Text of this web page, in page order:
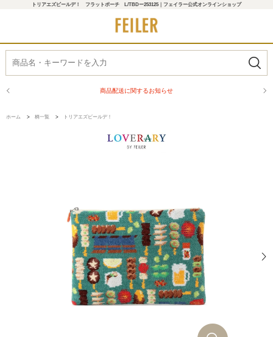
トリアエズビールデ！ フラットポーチ L/TBDー253125｜フェイラー公式オンラインショップ
商品配送に関するお知らせ
ホーム > 柄一覧 > トリアエズビールデ！